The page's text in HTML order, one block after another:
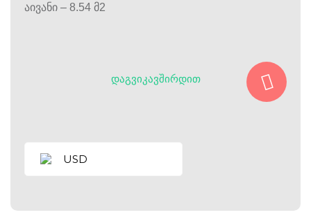
აივანი – 8.54 მ2
ᲓᲐᲒᲕᲘᲙᲐᲕᲨᲘᲠᲓᲘᲗ
USD